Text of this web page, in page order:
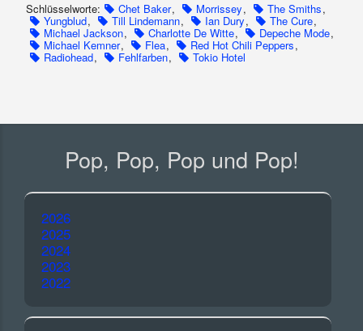
Schlüsselworte: Chet Baker, Morrissey, The Smiths,
Yungblud, Till Lindemann, Ian Dury, The Cure,
Michael Jackson, Charlotte De Witte, Depeche Mode,
Michael Kemner, Flea, Red Hot Chili Peppers,
Radiohead, Fehlfarben, Tokio Hotel
Pop, Pop, Pop und Pop!
2026
2025
2024
2023
2022